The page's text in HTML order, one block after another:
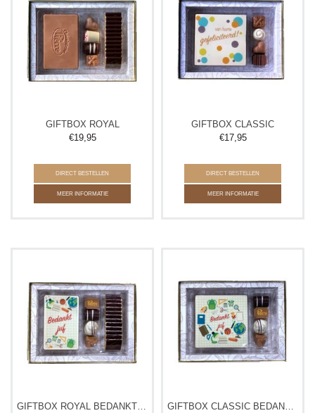
GIFTBOX ROYAL
€19,95
DIRECT BESTELLEN
MEER INFORMATIE
GIFTBOX CLASSIC
€17,95
DIRECT BESTELLEN
MEER INFORMATIE
GIFTBOX ROYAL BEDANKT JUF/MEESTER
GIFTBOX CLASSIC BEDANKT JUF/MEESTER